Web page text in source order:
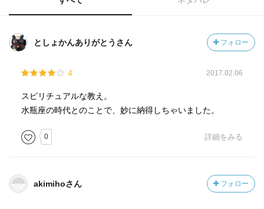
としょかんありがとうさん フォロー
4 2017.02.06
スピリチュアルな教え。
水瓶座の時代とのことで、妙に納得しちゃいました。
0 詳細をみる
akimihoさん フォロー